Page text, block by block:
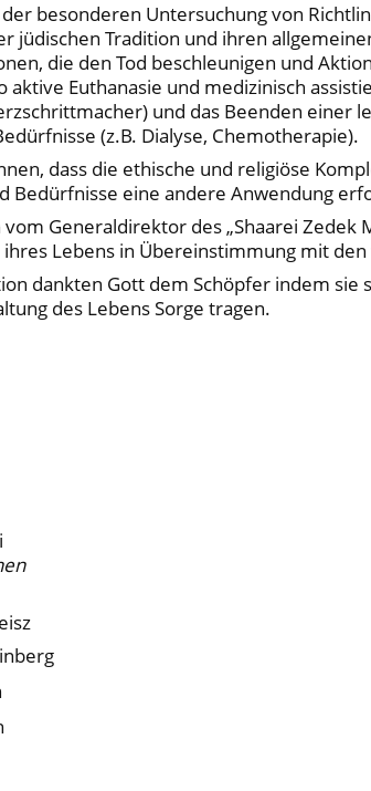
besonderen Untersuchung von
jüdischen Tradition und ihren
die den Tod beschleunigen und
aktive Euthanasie und medizinisch
und das Beenden einer
(z.B. Dialyse, Chemotherapie).
dass die ethische und religiöse
Bedürfnisse eine andere Anwendung
Generaldirektor des „Shaarei Zedek
Lebens in Übereinstimmung mit
dankten Gott dem Schöpfer indem
des Lebens Sorge tragen.